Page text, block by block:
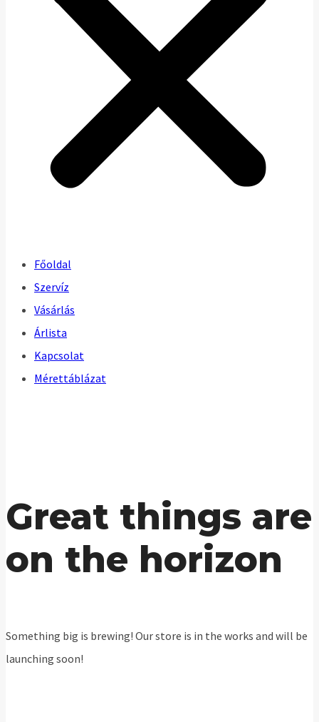
Főoldal
Szervíz
Vásárlás
Árlista
Kapcsolat
Mérettáblázat
Great things are
on the horizon
Something big is brewing! Our store is in the works and will be
launching soon!